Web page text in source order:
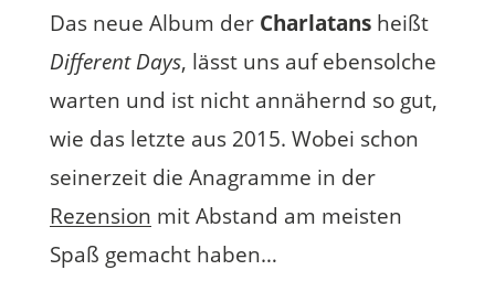
Das neue Album der Charlatansheißt
Different Days, lässt uns auf ebensolche
warten und ist nicht annähernd so gut,
wie das letzte aus 2015. Wobei schon
seinerzeit die Anagramme in der
Rezension mit Abstand am meisten
Spaß gemacht haben…